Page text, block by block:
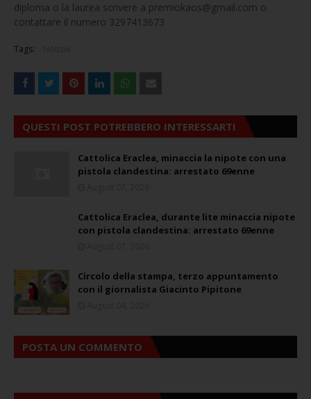
diploma o la laurea scrivere a premiokaos@gmail.com o
contattare il numero 3297413673
Tags:
QUESTI POST POTREBBERO INTERESSARTI
Cattolica Eraclea, minaccia la nipote con una
pistola clandestina: arrestato 69enne
Cattolica Eraclea, durante lite minaccia nipote
con pistola clandestina: arrestato 69enne
Circolo della stampa, terzo appuntamento
con il giornalista Giacinto Pipitone
POSTA UN COMMENTO